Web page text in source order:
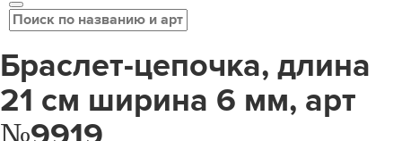
Браслет-цепочка, длина
21 см ширина 6 мм, арт